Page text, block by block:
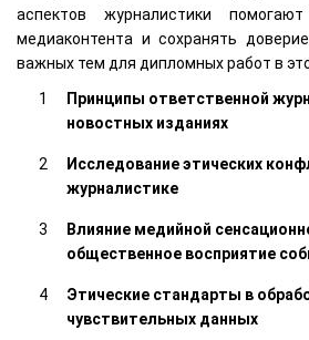
аспектов журналистики
медиаконтента и сохранять
важных тем для дипломных работ в
Принципы ответственной
новостных изданиях
Исследование этических
журналистике
Влияние медийной
общественное восприятие
Этические стандарты в
чувствительных данных